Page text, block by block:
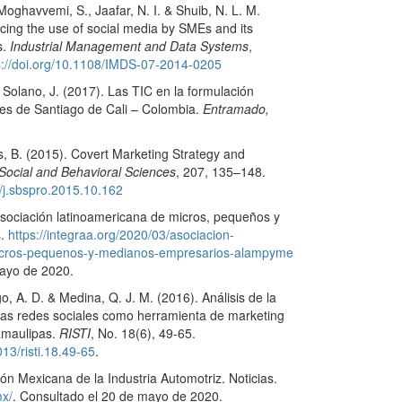
Conde, José Daniel Shauri, Patricio Vaca
digital en los volúmenes de ventas en los
urbana del cantón La Concordia.Revista
179.
(2024)
con potencial para el desarrollo .
Yugcha, Marcelo Javier Mancheno-Saá,
Salinas, Hernán Mauricio Quisimalin
post-pandemia en el sector
Revista Venezolana de Gerencia, 28(Especial
(2024)
S., Jaafar, N. I. & Shuib, N. L. M.
the use of social media by SMEs and its
Industrial Management and Data Systems,
doi.org/10.1108/IMDS-07-2014-0205
J. (2017). Las TIC en la formulación
de Santiago de Cali – Colombia.Entramado,
B. (2015). Covert Marketing Strategy and
and Behavioral Sciences, 207, 135–148.
latinoamericana de micros, pequeños y
https://integraa.org/2020/03/asociacion-
pequenos-y-medianos-empresarios-alampyme
de 2020.
A. D. & Medina, Q. J. M. (2016). Análisis de la
redes sociales como herramienta de marketing
RISTI, No. 18(6), 49-65.
risti.18.49-65.
Mexicana de la Industria Automotriz. Noticias.
. Consultado el 20 de mayo de 2020.